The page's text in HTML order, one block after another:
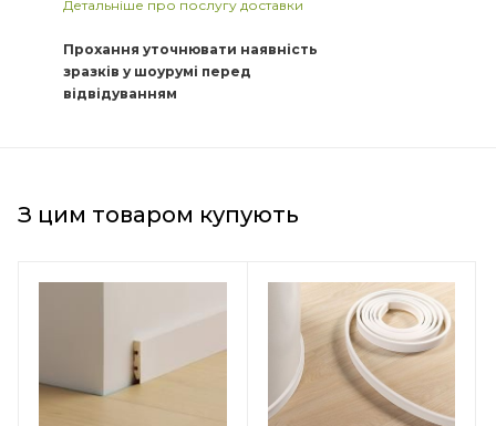
Детальніше про послугу доставки
Прохання уточнювати наявність
зразків у шоурумі перед
відвідуванням
З цим товаром купують
Товщина